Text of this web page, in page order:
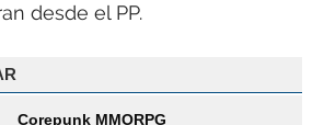
desde el PP.
Corepunk MMORPG